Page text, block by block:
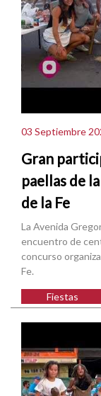
03 Septiembre
Gran
paellas de
de la Fe
La Avenida
encuentro de
concurso
Fe.
Fiestas